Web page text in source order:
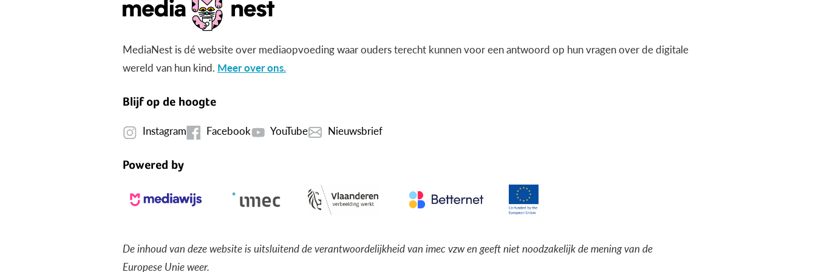
MediaNest is dé website over mediaopvoeding waar ouders terecht kunnen voor een antwoord op hun vragen over de digitale
wereld van hun kind. Meer over ons.
Blijf op de hoogte
Instagram Facebook YouTube Nieuwsbrief
Powered by
De inhoud van deze website is uitsluitend de verantwoordelijkheid van imec vzw en geeft niet noodzakelijk de mening van de
Europese Unie weer.